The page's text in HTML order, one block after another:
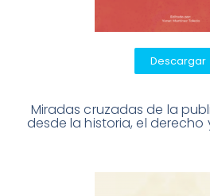
Descargar
Miradas cruzadas de la
desde la historia, el